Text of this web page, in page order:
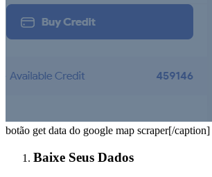
botão get data do google map scraper[/caption]
Baixe Seus Dados